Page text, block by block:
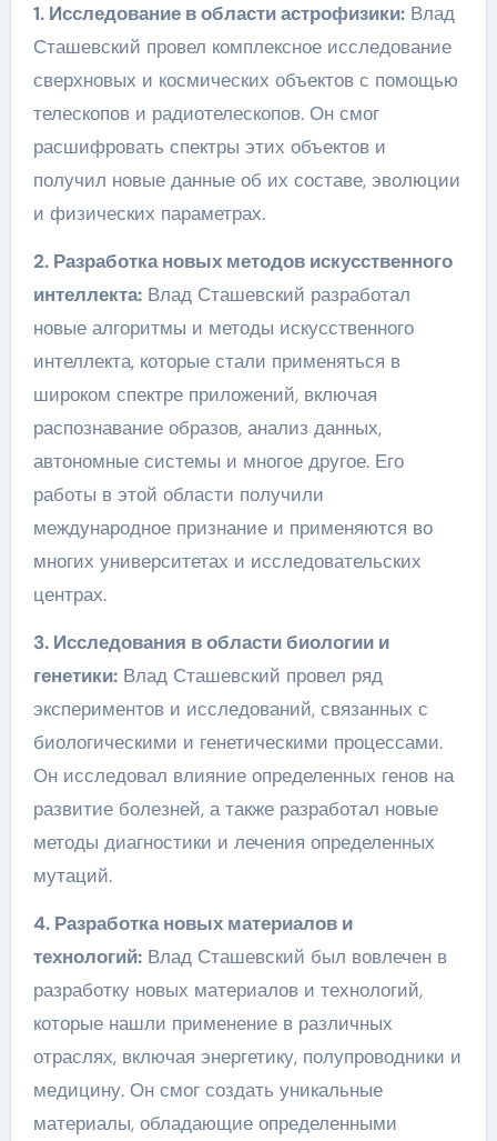
1. Исследование в области астрофизики:Влад
Сташевский провел комплексное исследование
сверхновых и космических объектов с помощью
телескопов и радиотелескопов. Он смог
расшифровать спектры этих объектов и
получил новые данные об их составе, эволюции
и физических параметрах.
2. Разработка новых методов искусственного
интеллекта:Влад Сташевский разработал
новые алгоритмы и методы искусственного
интеллекта, которые стали применяться в
широком спектре приложений, включая
распознавание образов, анализ данных,
автономные системы и многое другое. Его
работы в этой области получили
международное признание и применяются во
многих университетах и исследовательских
центрах.
3. Исследования в области биологии и
генетики:Влад Сташевский провел ряд
экспериментов и исследований, связанных с
биологическими и генетическими процессами.
Он исследовал влияние определенных генов на
развитие болезней, а также разработал новые
методы диагностики и лечения определенных
мутаций.
4. Разработка новых материалов и
технологий:Влад Сташевский был вовлечен в
разработку новых материалов и технологий,
которые нашли применение в различных
отраслях, включая энергетику, полупроводники и
медицину. Он смог создать уникальные
материалы, обладающие определенными